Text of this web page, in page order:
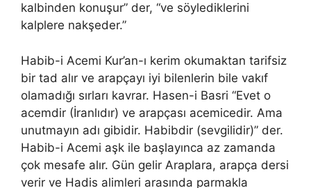
kalbinden konuşur” der, “ve söylediklerini
kalplere nakşeder.”
Habib-i Acemi Kur’an-ı kerim okumaktan tarifsiz
bir tad alır ve arapçayı iyi bilenlerin bile vakıf
olamadığı sırları kavrar. Hasen-i Basri “Evet o
acemdir (İranlıdır) ve arapçası acemicedir. Ama
unutmayın adı gibidir. Habibdir (sevgilidir)” der.
Habib-i Acemi aşk ile başlayınca az zamanda
çok mesafe alır. Gün gelir Araplara, arapça dersi
verir ve Hadis alimleri arasında parmakla